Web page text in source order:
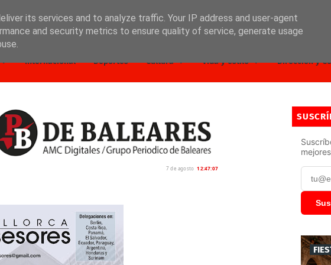
Internacional Deportes Cultura Vida y estilo Dirección y
7 de agosto 12:47:08
its services and to analyze traffic. Your IP address and user-agent
and security metrics to ensure quality of service, generate usage